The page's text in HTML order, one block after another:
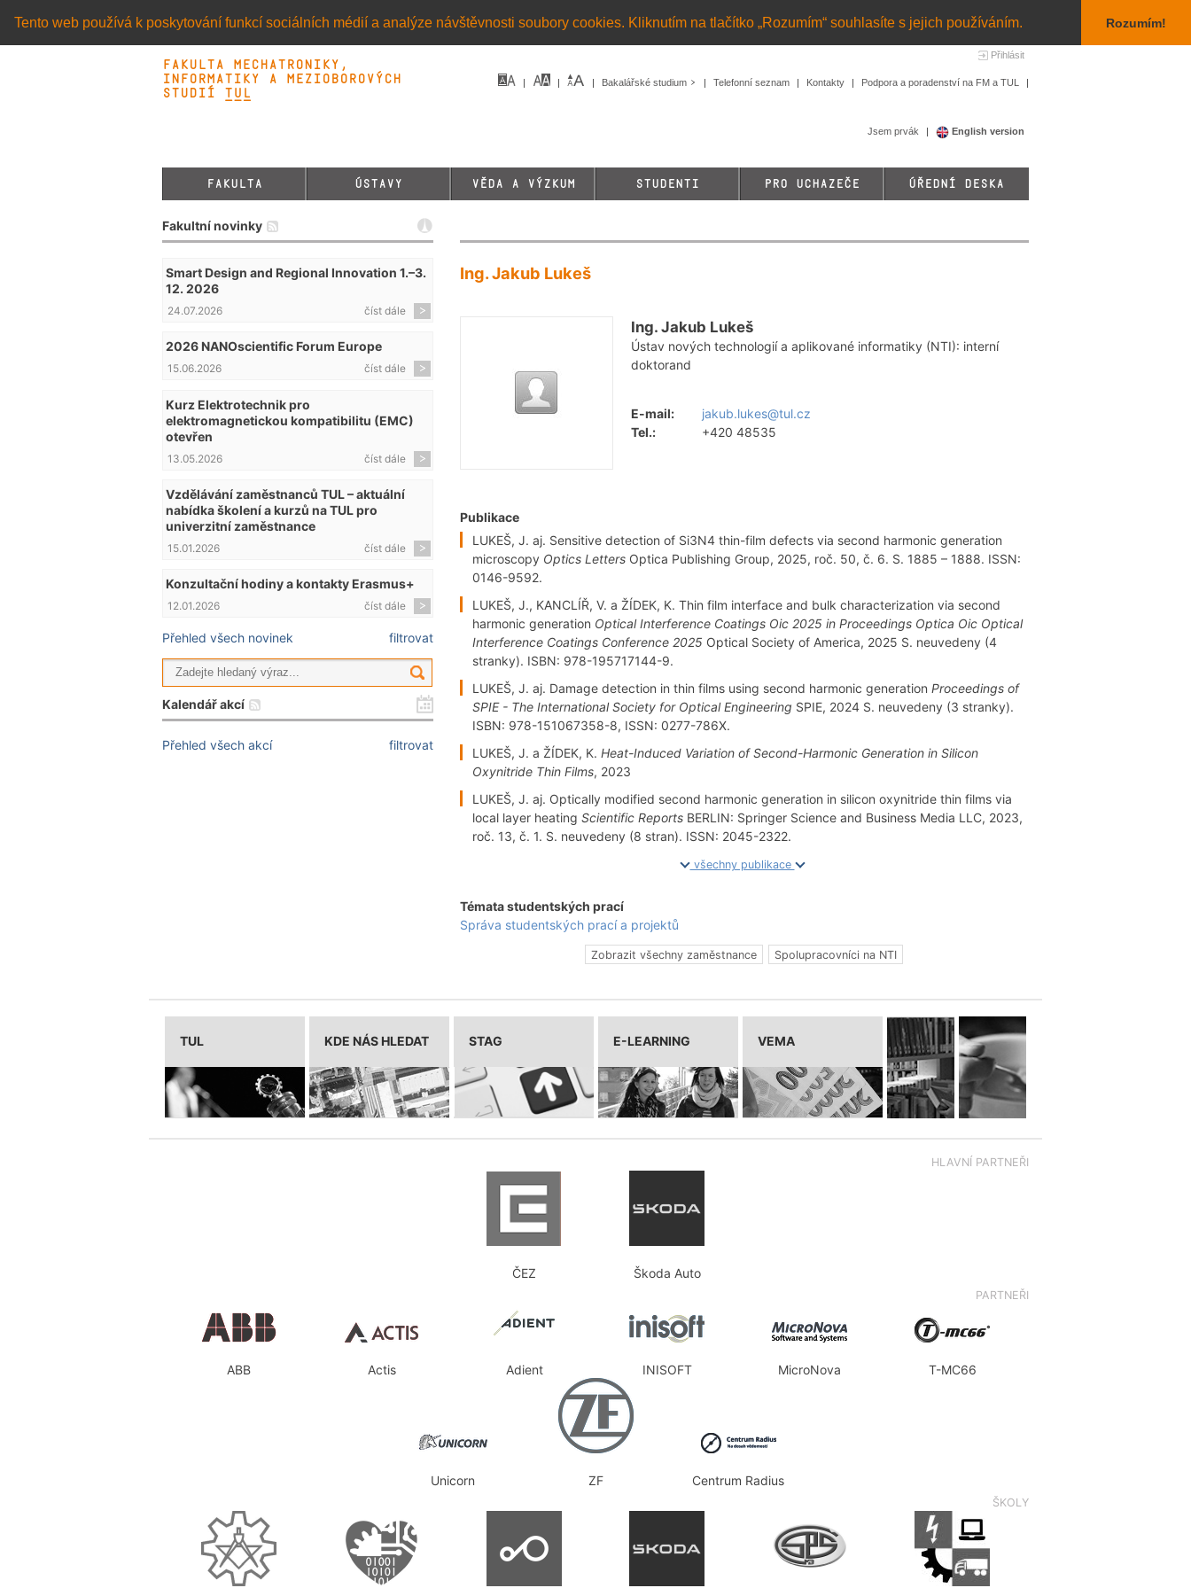
Tento web používá k poskytování funkcí sociálních médií a analýze návštěvnosti soubory cookies. Kliknutím na tlačítko „Rozumím“ souhlasíte s jejich používáním. Rozumím!
Přihlásit
Fakulta mechatroniky,
informatiky a mezioborových
studií TUL&
Bakalářské studium Telefonní seznam Kontakty Podpora a poradenství na FM a TUL
Jsem prvák English version
FAKULTA ÚSTAVY VĚDA A VÝZKUM STUDENTI PRO UCHAZEČE ÚŘEDNÍ DESKA
Fakultní novinky
Smart Design and Regional Innovation 1.–3.
12. 2026
číst dále
24.07.2026
2026 NANOscientific Forum Europe
číst dále
15.06.2026
Kurz Elektrotechnik pro
elektromagnetickou kompatibilitu (EMC)
otevřen
číst dále
13.05.2026
Vzdělávání zaměstnanců TUL – aktuální
nabídka školení a kurzů na TUL pro
univerzitní zaměstnance
číst dále
15.01.2026
Konzultační hodiny a kontakty Erasmus+
číst dále
12.01.2026
Přehled všech novinek filtrovat
Kalendář akcí
Přehled všech akcí filtrovat
Ing. Jakub Lukeš
Ing. Jakub Lukeš
Ústav nových technologií a aplikované informatiky (NTI): interní
doktorand
E-mail:
jakub.lukes@tul.cz
Tel.:
+420 48535
Publikace
LUKEŠ, J. aj. Sensitive detection of Si3N4 thin-film defects via second harmonic generation
microscopy Optics Letters Optica Publishing Group, 2025, roč. 50, č. 6. S. 1885 – 1888. ISSN:
0146-9592.
LUKEŠ, J., KANCLÍŘ, V. a ŽÍDEK, K. Thin film interface and bulk characterization via second
harmonic generation Optical Interference Coatings Oic 2025 in Proceedings Optica Oic Optical
Interference Coatings Conference 2025 Optical Society of America, 2025 S. neuvedeny (4
stranky). ISBN: 978-195717144-9.
LUKEŠ, J. aj. Damage detection in thin films using second harmonic generation Proceedings of
SPIE - The International Society for Optical Engineering SPIE, 2024 S. neuvedeny (3 stranky).
ISBN: 978-151067358-8, ISSN: 0277-786X.
LUKEŠ, J. a ŽÍDEK, K. Heat-Induced Variation of Second-Harmonic Generation in Silicon
Oxynitride Thin Films, 2023
LUKEŠ, J. aj. Optically modified second harmonic generation in silicon oxynitride thin films via
local layer heating Scientific Reports BERLIN: Springer Science and Business Media LLC, 2023,
roč. 13, č. 1. S. neuvedeny (8 stran). ISSN: 2045-2322.
všechny publikace
Témata studentských prací
Správa studentských prací a projektů
Zobrazit všechny zaměstnance Spolupracovníci na NTI
TUL KDE NÁS HLEDAT STAG E-LEARNING VEMA
HLAVNÍ PARTNEŘI
ČEZ Škoda Auto
PARTNEŘI
ABB Actis Adient INISOFT MicroNova T-MC66
Unicorn ZF Centrum Radius
ŠKOLY